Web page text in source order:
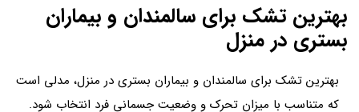
بهترین تشک برای سالمندان و بیماران
بستری در منزل
بهترین تشک برای سالمندان و بیماران بستری در منزل، مدلی است
که متناسب با میزان تحرک و وضعیت جسمانی فرد انتخاب شود.